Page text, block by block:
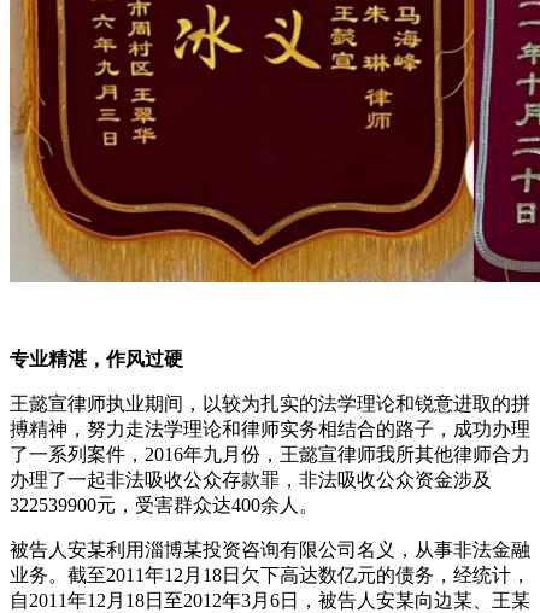
专业精湛，作风过硬
王懿宣律师执业期间，以较为扎实的法学理论和锐意进取的拼
搏精神，努力走法学理论和律师实务相结合的路子，成功办理
了一系列案件，2016年九月份，王懿宣律师我所其他律师合力
办理了一起非法吸收公众存款罪，非法吸收公众资金涉及
322539900元，受害群众达400余人。
被告人安某利用淄博某投资咨询有限公司名义，从事非法金融
业务。截至2011年12月18日欠下高达数亿元的债务，经统计，
自2011年12月18日至2012年3月6日，被告人安某向边某、王某